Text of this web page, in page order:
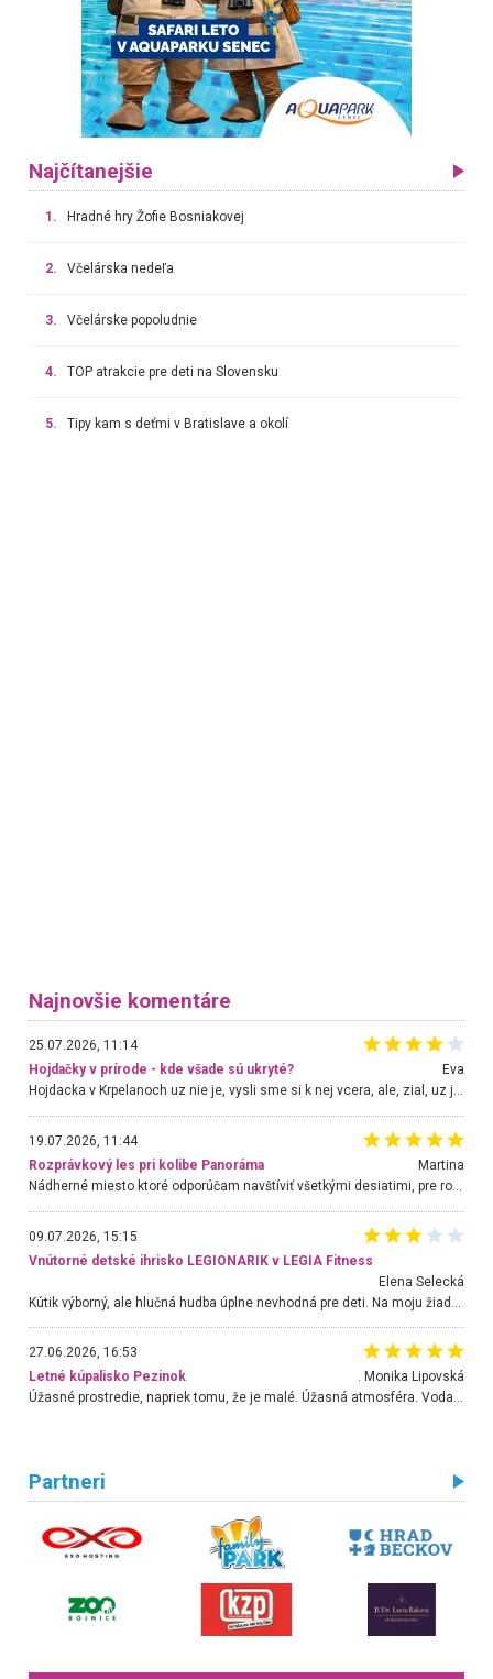
Najčítanejšie
1. Hradné hry Žofie Bosniakovej
2. Včelárska nedeľa
3. Včelárske popoludnie
4. TOP atrakcie pre deti na Slovensku
5. Tipy kam s deťmi v Bratislave a okolí
Najnovšie komentáre
25.07.2026, 11:14
Hojdačky v prírode - kde všade sú ukryté?
Eva
Hojdacka v Krpelanoch uz nie je, vysli sme si k nej vcera, ale, zial, uz je znicena. Ak sem planujete cestu len kvoli hojdacke, mozete si ju usetrit. Krasny vyhlad je tu vsak aj bez hojdacky :-)
19.07.2026, 11:44
Rozprávkový les pri kolibe Panoráma
Martina
Nádherné miesto ktoré odporúčam navštíviť všetkými desiatimi, pre rodiny s deťmi, dôchodcom... Proste a jednoducho ozaj rozprávkový les.. určite ešte prídeme. Odniesli sme si na pamiatku krásne tričká,
09.07.2026, 15:15
Vnútorné detské ihrisko LEGIONARIK v LEGIA Fitness
Elena Selecká
27.06.2026, 16:53
Letné kúpalisko Pezinok
. Monika Lipovská
Úžasné prostredie, napriek tomu, že je malé. Úžasná atmosféra. Voda fantastická a nádherná. Ľudí je pomerne veľa, ale su mili a ohľaduplní. Je veľmi zaujímavé sledovať, ako dokážu spolu športovať cudzí ľudia a bez ohľadu na vek. Vládne tu pohoda. Vnuka neviem dostať z vody. Ďakujem za krásny deň . Urcite sa sem vrátim. Jediný problém je s parkovaním, ale aj ten sa mi podarilo vyriešiť. Monika Bratislava
Partneri